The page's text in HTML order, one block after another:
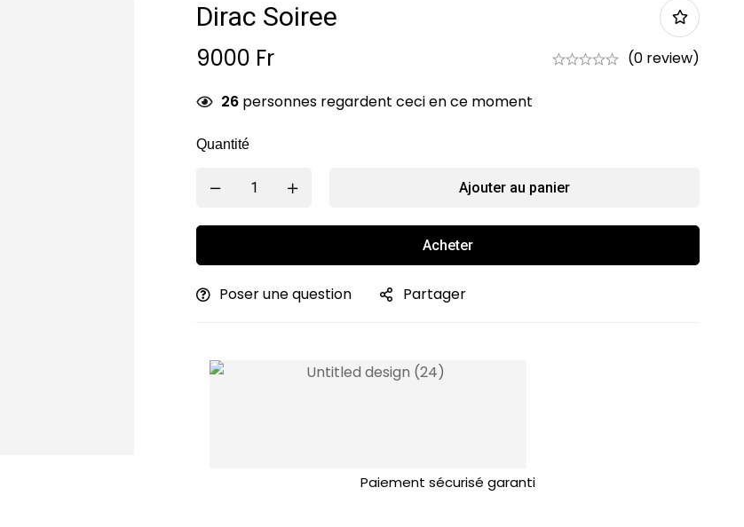
Dirac Soiree
9000 Fr (0 review)
26 personnes regardent ceci en ce moment
Quantité
Ajouter au panier
Acheter
Poser une question Partager
Paiement sécurisé garanti